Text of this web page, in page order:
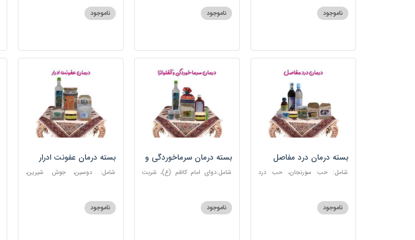
ناموجود
ناموجود
خاکشیر، صابون شغاری قهوه ای،
روغن و قطره بنفشه
ناموجود
بسته درمان درد مفاصل
شامل: حب سورنجان، حب درد
دوغ شتر، روغن گرم کد123
ناموجود
بسته درمان سرماخوردگی و
آنفلوانزا
شامل:دوای امام کاظم (ع)، شربت
دریاناموجود
بسته درمان عفونت ادرار
شامل: دوسین، جوش شیرین،
ناموجود